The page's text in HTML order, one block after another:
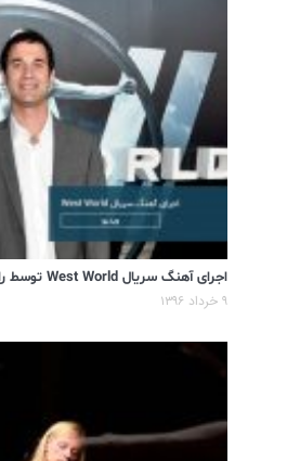
اجرای آهنگ سریال West World توسط رامین جوادی
۹ خرداد ۱۳۹۶